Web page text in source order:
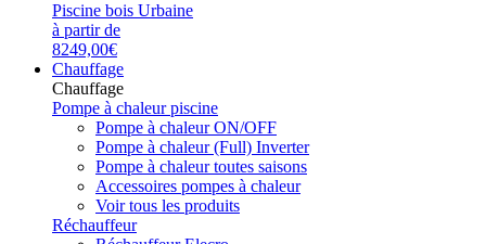
Piscine bois Urbaine
à partir de
8249,00€
Chauffage
Chauffage
Pompe à chaleur piscine
Pompe à chaleur ON/OFF
Pompe à chaleur (Full) Inverter
Pompe à chaleur toutes saisons
Accessoires pompes à chaleur
Voir tous les produits
Réchauffeur